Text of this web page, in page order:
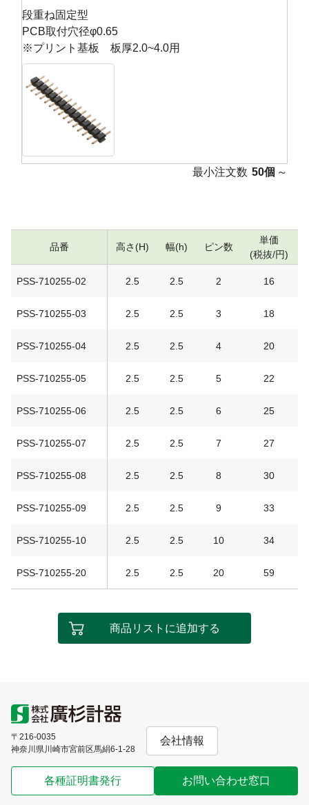
段重ね固定型
PCB取付穴径φ0.65
※プリント基板 板厚2.0~4.0用
最小注文数 50個 ～
品番 高さ(H) 幅(h) ピン数
単価
(税抜/円)
PSS-710255-02 2.5 2.5 2 16
PSS-710255-03 2.5 2.5 3 18
PSS-710255-04 2.5 2.5 4 20
PSS-710255-05 2.5 2.5 5 22
PSS-710255-06 2.5 2.5 6 25
PSS-710255-07 2.5 2.5 7 27
PSS-710255-08 2.5 2.5 8 30
PSS-710255-09 2.5 2.5 9 33
PSS-710255-10 2.5 2.5 10 34
PSS-710255-20 2.5 2.5 20 59
商品リストに追加する
〒216-0035
神奈川県川崎市宮前区馬絹6-1-28
会社情報
各種証明書発行 お問い合わせ窓口